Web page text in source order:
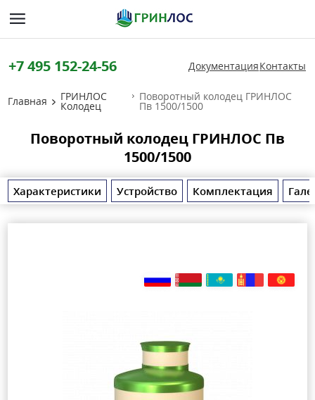
+7 495 152-24-56 ДокументацияКонтакты
Главная ГРИНЛОС
Колодец
Поворотный колодец ГРИНЛОС
Пв 1500/1500
Поворотный колодец ГРИНЛОС Пв
1500/1500
Характеристики Устройство Комплектация